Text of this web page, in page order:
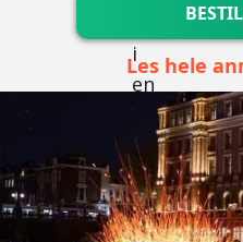
Les hele